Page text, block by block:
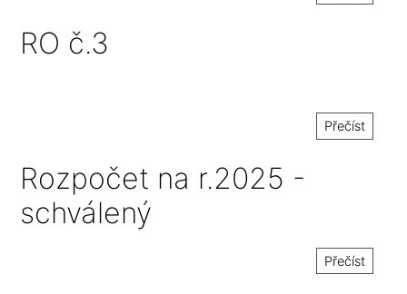
RO č.3
Přečíst
Rozpočet na r.2025 -
schválený
Přečíst